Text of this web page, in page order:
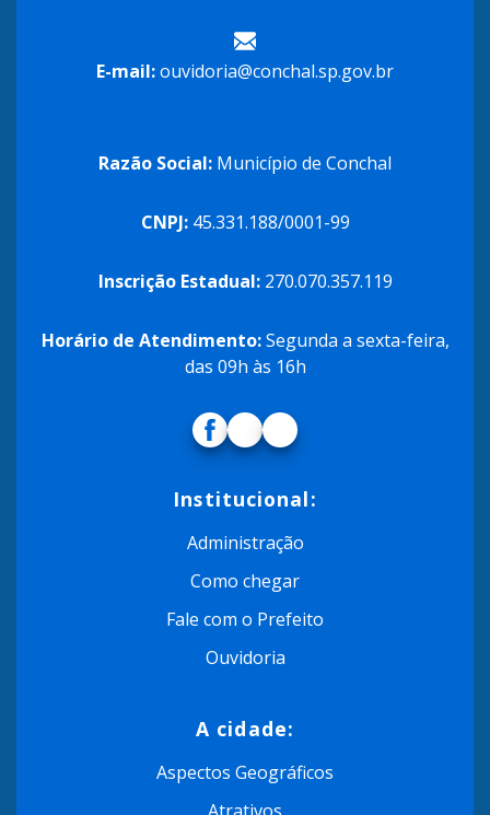
E-mail:ouvidoria@conchal.sp.gov.br
Razão Social: Município de Conchal
CNPJ:45.331.188/0001-99
Inscrição Estadual:270.070.357.119
Horário de Atendimento:Segunda a sexta-feira,
das 09h às 16h
Institucional:
Administração
Como chegar
Fale com o Prefeito
Ouvidoria
A cidade:
Aspectos Geográficos